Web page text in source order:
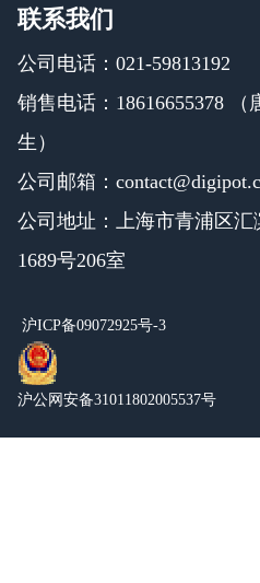
联系我们
公司电话：021-59813192
销售电话：18616655378 （
生）
公司邮箱：
公司地址：上海市青浦区汇
1689号206室
沪ICP备09072925号-3
沪公网安备31011802005537号